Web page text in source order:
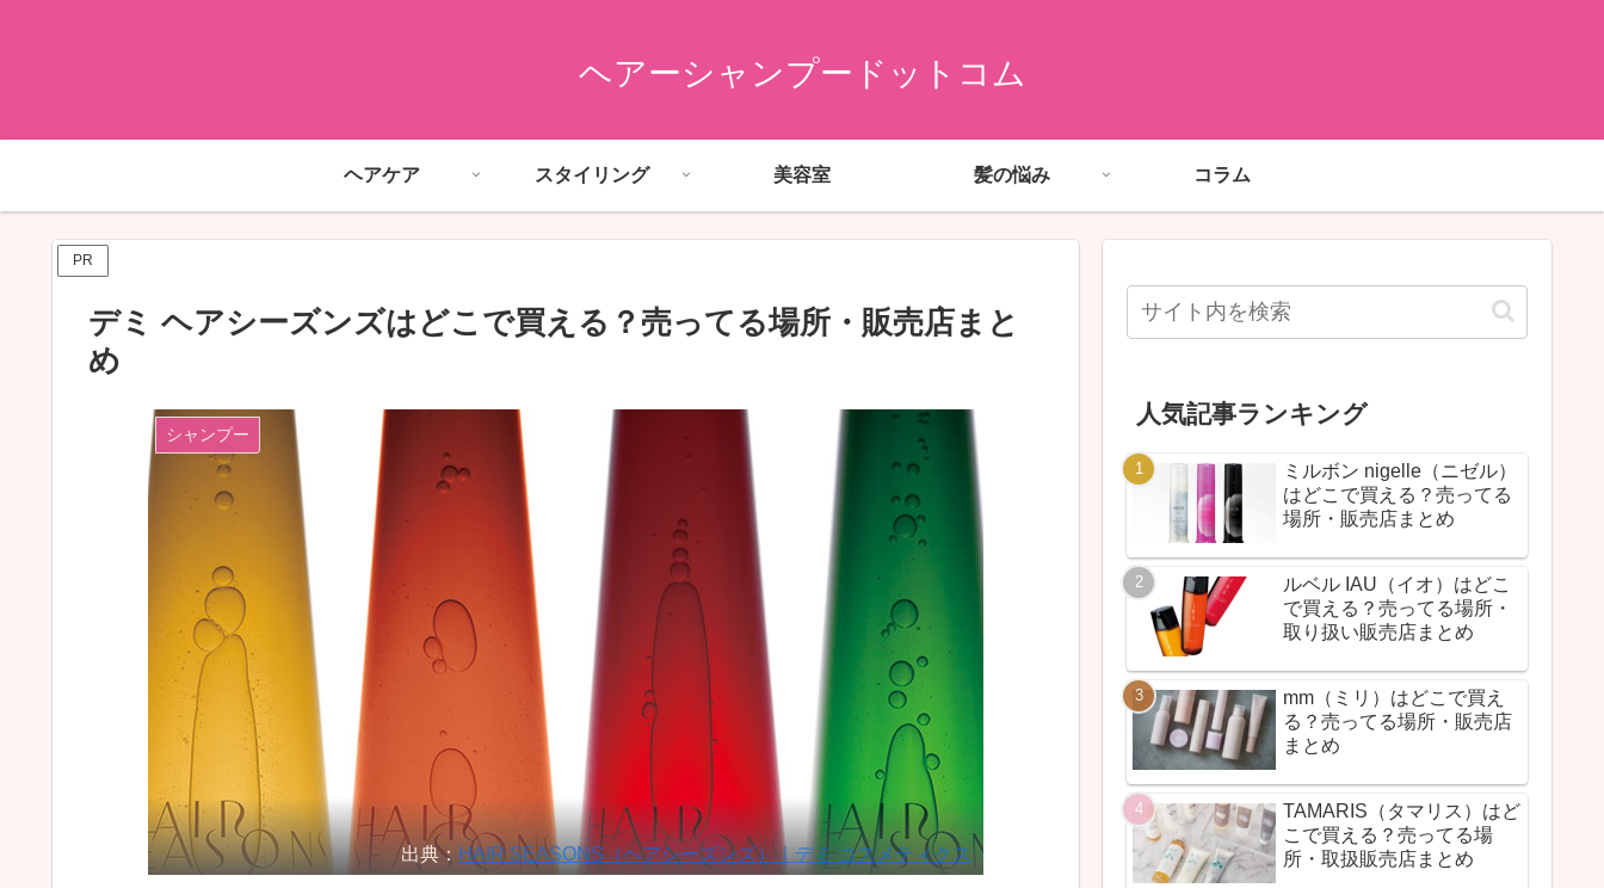
ヘアーシャンプードットコム
ヘアケア スタイリング 美容室 髪の悩み コラム
PR
デミ ヘアシーズンズはどこで買える？売ってる場所・販売店まと
め
シャンプー
出典： HAIR SEASONS（ヘアシーズンズ）｜デミ コスメティクス
人気記事ランキング
ミルボン nigelle（ニゼル）
はどこで買える？売ってる
場所・販売店まとめ
ルベル IAU（イオ）はどこ
で買える？売ってる場所・
取り扱い販売店まとめ
mm（ミリ）はどこで買え
る？売ってる場所・販売店
まとめ
TAMARIS（タマリス）はど
こで買える？売ってる場
所・取扱販売店まとめ